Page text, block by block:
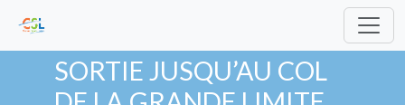
SORTIE JUSQU’AU COL